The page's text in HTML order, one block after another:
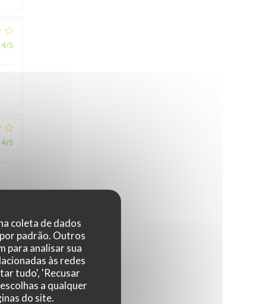
coleta de dados
padrão. Outros
para analisar sua
às redes
tudo', 'Recusar
a qualquer
do site.
4/5
4/5
5/5